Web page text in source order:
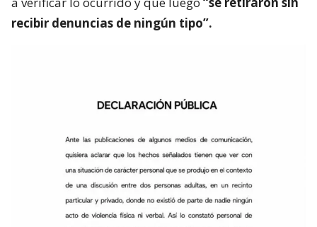
recibir denuncias de ningún tipo”.